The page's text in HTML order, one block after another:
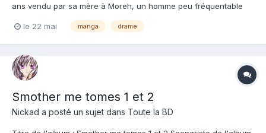
ans vendu par sa mère à Moreh, un homme peu fréquentable
la force de vivre et la détermination d’Akio, Moreh décide de le
le 22 mai manga drame
Smother me tomes 1 et 2
Nickad a posté un sujet dans Toute la BD